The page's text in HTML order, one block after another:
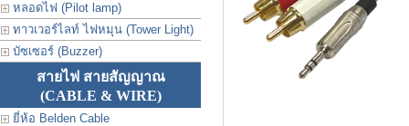
หลอดไฟ (Pilot lamp)
ทาวเวอร์ไลท์ ไฟหมุน (Tower Light)
บัซเซอร์ (Buzzer)
สายไฟ สายสัญญาณ
(CABLE & WIRE)
ยี่ห้อ Belden Cable